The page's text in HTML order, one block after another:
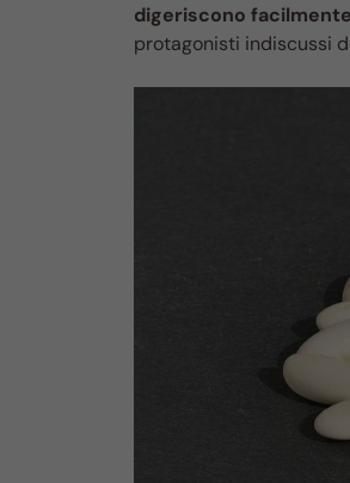
digeriscono facilmente
protagonisti indiscussi